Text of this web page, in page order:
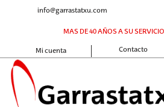
info@garrastatxu.com
MAS DE 40 AÑOS A SU
Contacto
Mi cuenta